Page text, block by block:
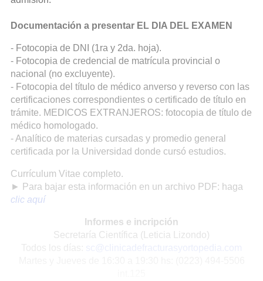
Documentación a presentar EL DIA DEL EXAMEN
- Fotocopia de DNI (1ra y 2da. hoja).
- Fotocopia de credencial de matrícula provincial o
nacional (no excluyente).
- Fotocopia del título de médico anverso y reverso con las
certificaciones correspondientes o certificado de título en
trámite. MEDICOS EXTRANJEROS: fotocopia de título de
médico homologado.
- Analítico de materias cursadas y promedio general
certificada por la Universidad donde cursó estudios.
Currículum Vitae completo.
► Para bajar esta información en un archivo PDF: haga
clic aquí
Informes e incripción
Secretaría Científica (Leticia Lizondo)